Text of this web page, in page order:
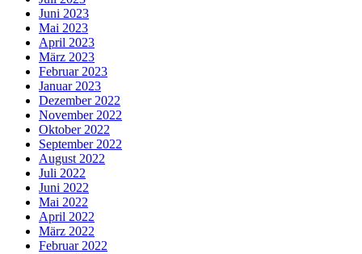
Juni 2023
Mai 2023
April 2023
März 2023
Februar 2023
Januar 2023
Dezember 2022
November 2022
Oktober 2022
September 2022
August 2022
Juli 2022
Juni 2022
Mai 2022
April 2022
März 2022
Februar 2022